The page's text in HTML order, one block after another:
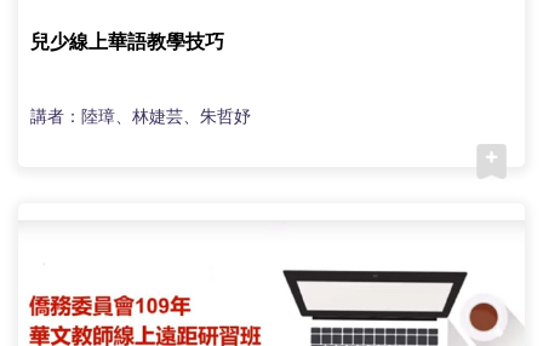
兒少線上華語教學技巧
講者：陸璋、林婕芸、朱哲妤